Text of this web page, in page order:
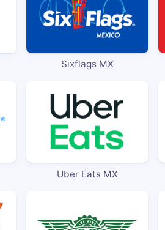
Sixflags MX
Uber Eats MX